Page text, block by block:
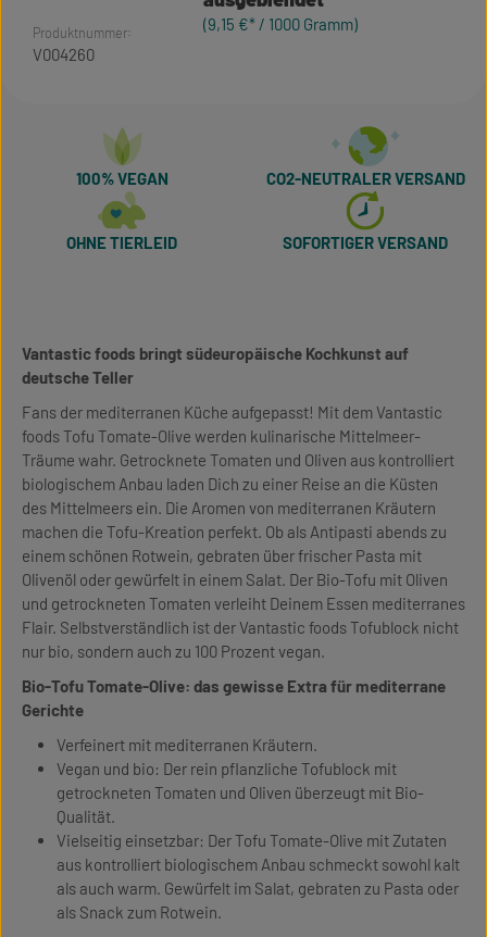
(9,15 €* / 1000 Gramm)
Produktnummer:
V004260
100% VEGAN CO2-NEUTRALER VERSAND
OHNE TIERLEID SOFORTIGER VERSAND
Vantastic foods bringt südeuropäische Kochkunst auf
deutsche Teller
Fans der mediterranen Küche aufgepasst! Mit dem Vantastic
foods Tofu Tomate-Olive werden kulinarische Mittelmeer-
Träume wahr. Getrocknete Tomaten und Oliven aus kontrolliert
biologischem Anbau laden Dich zu einer Reise an die Küsten
des Mittelmeers ein. Die Aromen von mediterranen Kräutern
machen die Tofu-Kreation perfekt. Ob als Antipasti abends zu
einem schönen Rotwein, gebraten über frischer Pasta mit
Olivenöl oder gewürfelt in einem Salat. Der Bio-Tofu mit Oliven
und getrockneten Tomaten verleiht Deinem Essen mediterranes
Flair. Selbstverständlich ist der Vantastic foods Tofublock nicht
nur bio, sondern auch zu 100 Prozent vegan.
Bio-Tofu Tomate-Olive: das gewisse Extra für mediterrane
Gerichte
Verfeinert mit mediterranen Kräutern.
Vegan und bio: Der rein pflanzliche Tofublock mit
getrockneten Tomaten und Oliven überzeugt mit Bio-
Qualität.
Vielseitig einsetzbar: Der Tofu Tomate-Olive mit Zutaten
aus kontrolliert biologischem Anbau schmeckt sowohl kalt
als auch warm. Gewürfelt im Salat, gebraten zu Pasta oder
als Snack zum Rotwein.